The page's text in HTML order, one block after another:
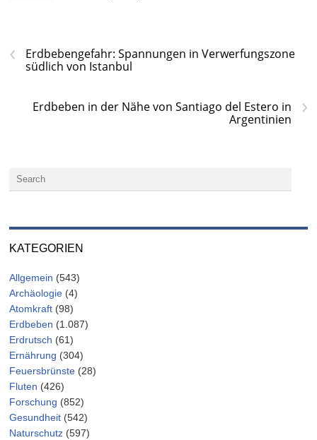
‹
Erdbebengefahr: Spannungen in Verwerfungszone
südlich von Istanbul
›
Erdbeben in der Nähe von Santiago del Estero in
Argentinien
KATEGORIEN
Allgemein (543)
Archäologie (4)
Atomkraft (98)
Erdbeben (1.087)
Erdrutsch (61)
Ernährung (304)
Feuersbrünste (28)
Fluten (426)
Forschung (852)
Gesundheit (542)
Naturschutz (597)